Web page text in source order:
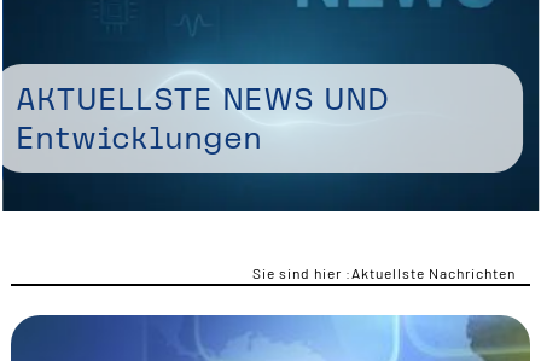
Aktuellste News und
Entwicklungen
Sie sind hier :Aktuellste Nachrichten